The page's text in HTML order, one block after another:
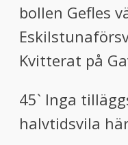
bollen Gefles
Kvitterat på
45` Inga
halvtidsvila